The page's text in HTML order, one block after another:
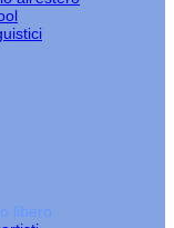
libero